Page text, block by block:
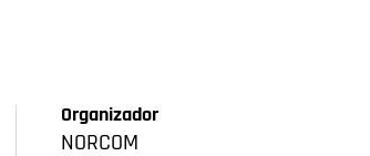
Organizador
NORCOM